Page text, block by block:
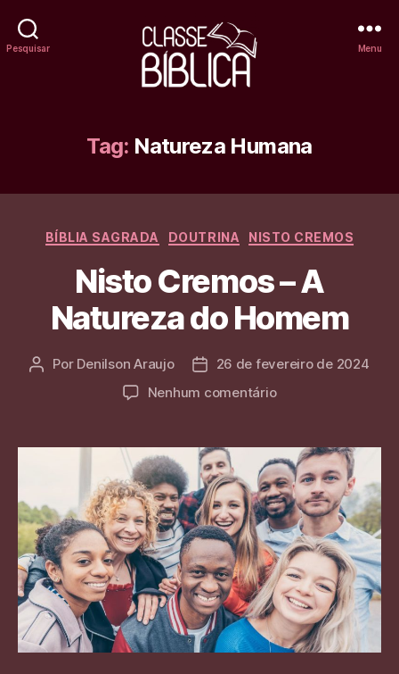
Pesquisar
Online
Menu
Tag: Natureza Humana
Categorias
BÍBLIA SAGRADA DOUTRINA NISTO CREMOS
Nisto Cremos – A
Natureza do Homem
Autor
Por Denilson Araujo
Data26 de fevereiro de 2024
Nenhum comentárioem
–
A
Natureza
do
Homem